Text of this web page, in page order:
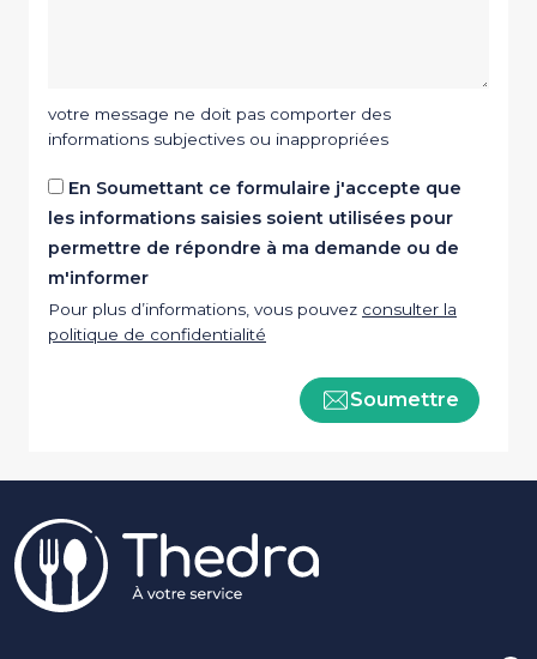
votre message ne doit pas comporter des
informations subjectives ou inappropriées
En Soumettant ce formulaire j'accepte que
les informations saisies soient utilisées pour
permettre de répondre à ma demande ou de
m'informer
Pour plus d’informations, vous pouvez consulter la
politique de confidentialité
Soumettre